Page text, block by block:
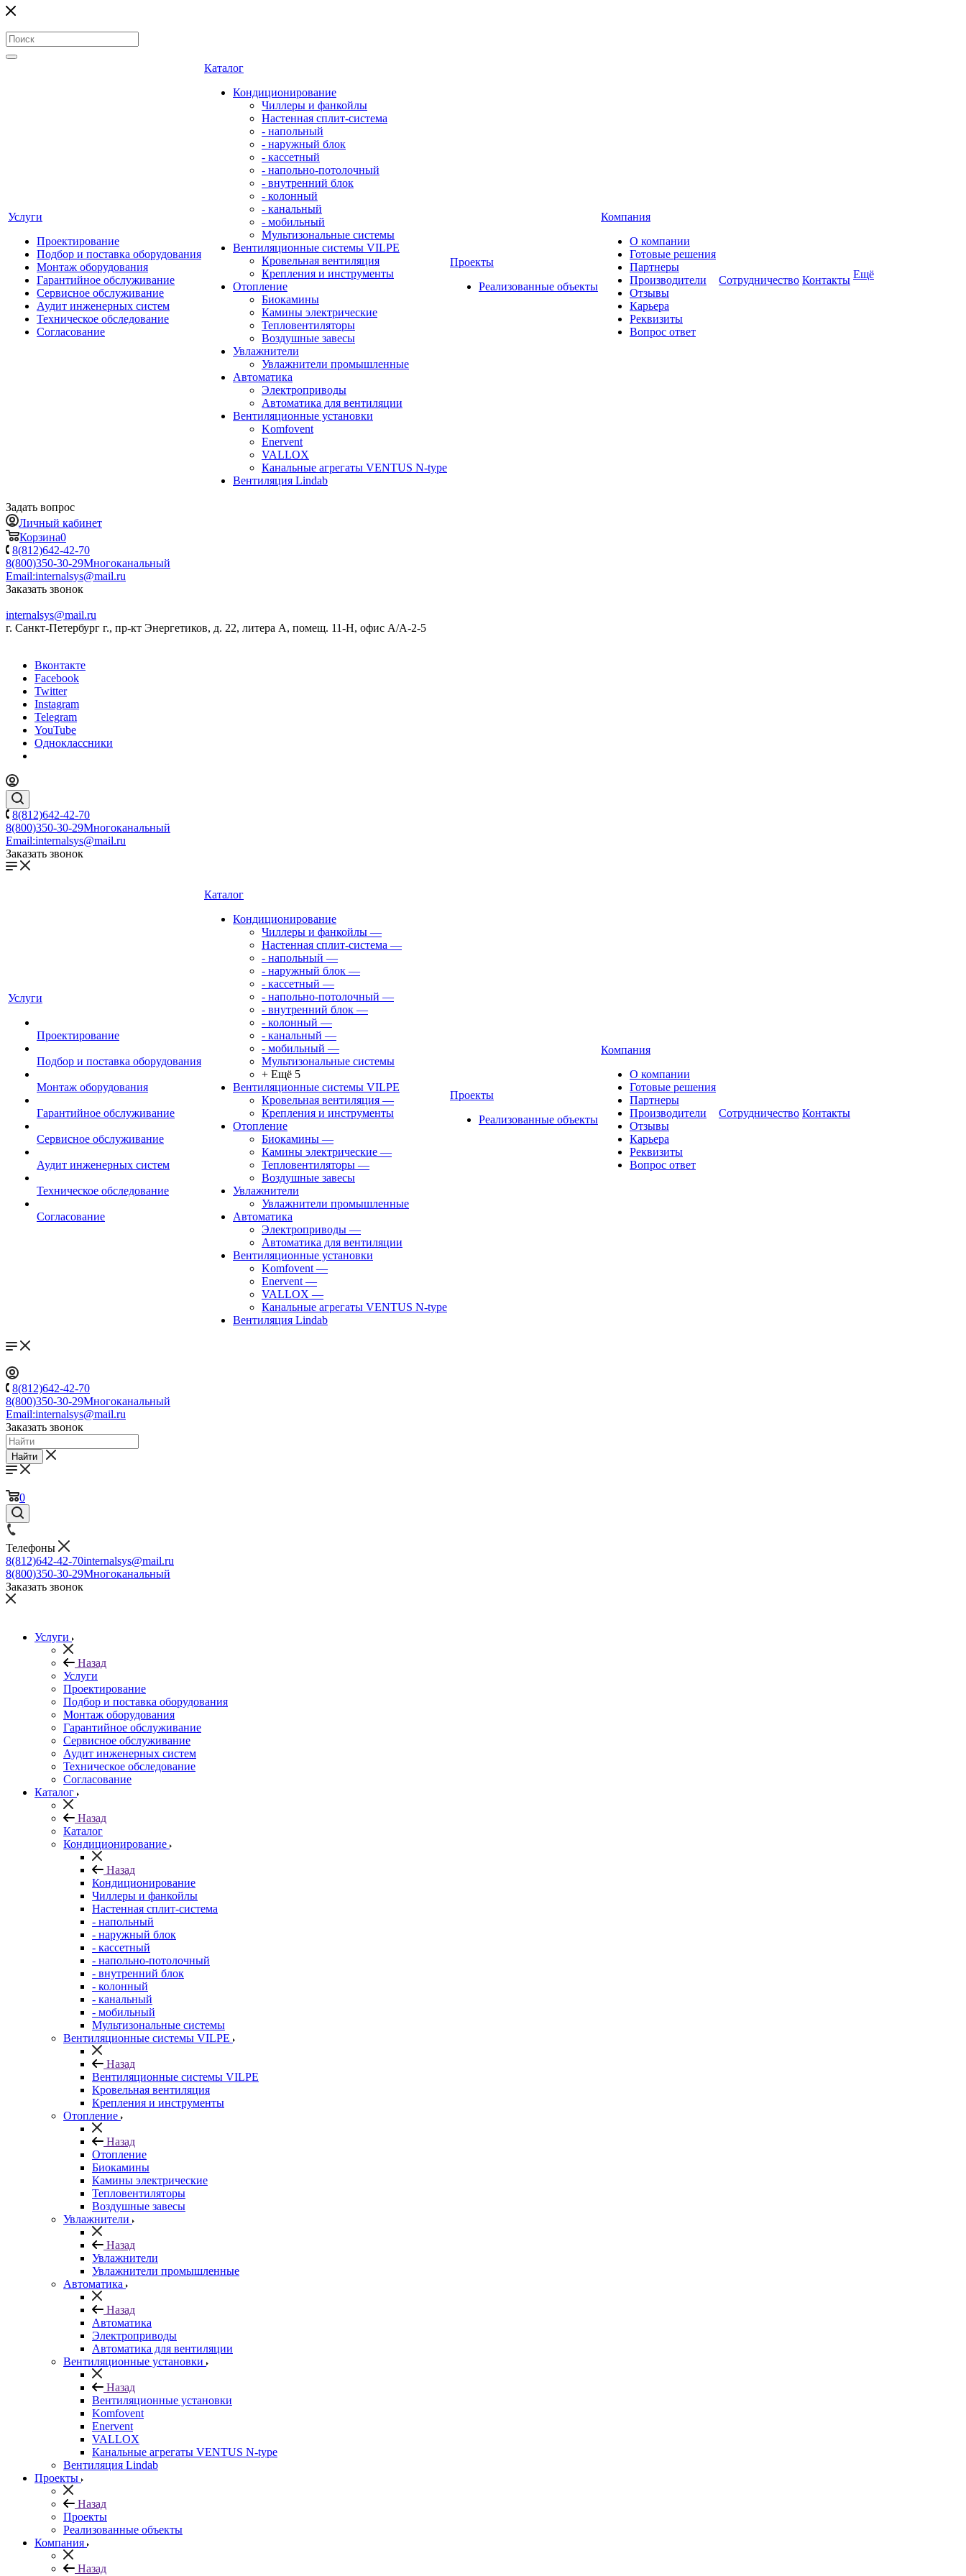
Услуги
Проектирование
Подбор и поставка оборудования
Монтаж оборудования
Гарантийное обслуживание
Сервисное обслуживание
Аудит инженерных систем
Техническое обследование
Согласование
Каталог
Кондиционирование
Чиллеры и фанкойлы
Настенная сплит-система
- напольный
- наружный блок
- кассетный
- напольно-потолочный
- внутренний блок
- колонный
- канальный
- мобильный
Мультизональные системы
Вентиляционные системы VILPE
Кровельная вентиляция
Крепления и инструменты
Отопление
Биокамины
Камины электрические
Тепловентиляторы
Воздушные завесы
Увлажнители
Увлажнители промышленные
Автоматика
Электроприводы
Автоматика для вентиляции
Вентиляционные установки
Komfovent
Enervent
VALLOX
Канальные агрегаты VENTUS N-type
Вентиляция Lindab
Проекты
Реализованные объекты
Компания
О компании
Готовые решения
Партнеры
Производители
Отзывы
Карьера
Реквизиты
Вопрос ответ
Сотрудничество Контакты Ещё
Задать вопрос
Личный кабинет
Корзина0
8(812)642-42-70
8(800)350-30-29Многоканальный
Email:internalsys@mail.ru
Заказать звонок
internalsys@mail.ru
г. Санкт-Петербург г., пр-кт Энергетиков, д. 22, литера А, помещ. 11-Н, офис А/А-2-5
Вконтакте
Facebook
Twitter
Instagram
Telegram
YouTube
Одноклассники
8(812)642-42-70
8(800)350-30-29Многоканальный
Email:internalsys@mail.ru
Заказать звонок
Услуги
Проектирование
Подбор и поставка оборудования
Монтаж оборудования
Гарантийное обслуживание
Сервисное обслуживание
Аудит инженерных систем
Техническое обследование
Согласование
Каталог
Кондиционирование
Чиллеры и фанкойлы —
Настенная сплит-система —
- напольный —
- наружный блок —
- кассетный —
- напольно-потолочный —
- внутренний блок —
- колонный —
- канальный —
- мобильный —
Мультизональные системы
+ Ещё 5
Вентиляционные системы VILPE
Кровельная вентиляция —
Крепления и инструменты
Отопление
Биокамины —
Камины электрические —
Тепловентиляторы —
Воздушные завесы
Увлажнители
Увлажнители промышленные
Автоматика
Электроприводы —
Автоматика для вентиляции
Вентиляционные установки
Komfovent —
Enervent —
VALLOX —
Канальные агрегаты VENTUS N-type
Вентиляция Lindab
Проекты
Реализованные объекты
Компания
О компании
Готовые решения
Партнеры
Производители
Отзывы
Карьера
Реквизиты
Вопрос ответ
Сотрудничество Контакты
8(812)642-42-70
8(800)350-30-29Многоканальный
Email:internalsys@mail.ru
Заказать звонок
Найти
0
Телефоны
8(812)642-42-70internalsys@mail.ru
8(800)350-30-29Многоканальный
Заказать звонок
Услуги
Назад
Услуги
Проектирование
Подбор и поставка оборудования
Монтаж оборудования
Гарантийное обслуживание
Сервисное обслуживание
Аудит инженерных систем
Техническое обследование
Согласование
Каталог
Назад
Каталог
Кондиционирование
Назад
Кондиционирование
Чиллеры и фанкойлы
Настенная сплит-система
- напольный
- наружный блок
- кассетный
- напольно-потолочный
- внутренний блок
- колонный
- канальный
- мобильный
Мультизональные системы
Вентиляционные системы VILPE
Назад
Вентиляционные системы VILPE
Кровельная вентиляция
Крепления и инструменты
Отопление
Назад
Отопление
Биокамины
Камины электрические
Тепловентиляторы
Воздушные завесы
Увлажнители
Назад
Увлажнители
Увлажнители промышленные
Автоматика
Назад
Автоматика
Электроприводы
Автоматика для вентиляции
Вентиляционные установки
Назад
Вентиляционные установки
Komfovent
Enervent
VALLOX
Канальные агрегаты VENTUS N-type
Вентиляция Lindab
Проекты
Назад
Проекты
Реализованные объекты
Компания
Назад